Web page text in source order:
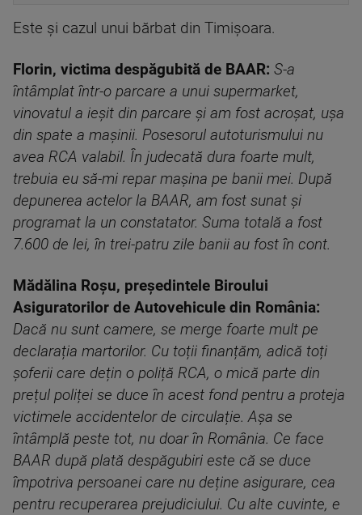
Este și cazul unui bărbat din Timișoara.
Florin, victima despăgubită de BAAR: S-a
întâmplat într-o parcare a unui supermarket,
vinovatul a ieșit din parcare și am fost acroșat, ușa
din spate a mașinii. Posesorul autoturismului nu
avea RCA valabil. În judecată dura foarte mult,
trebuia eu să-mi repar mașina pe banii mei. După
depunerea actelor la BAAR, am fost sunat și
programat la un constatator. Suma totală a fost
7.600 de lei, în trei-patru zile banii au fost în cont.
Mădălina Roșu, președintele Biroului
Asiguratorilor de Autovehicule din România:
Dacă nu sunt camere, se merge foarte mult pe
declarația martorilor. Cu toții finanțăm, adică toți
șoferii care dețin o poliță RCA, o mică parte din
prețul poliței se duce în acest fond pentru a proteja
victimele accidentelor de circulație. Așa se
întâmplă peste tot, nu doar în România. Ce face
BAAR după plată despăgubiri este că se duce
împotriva persoanei care nu deține asigurare, cea
pentru recuperarea prejudiciului. Cu alte cuvinte, e